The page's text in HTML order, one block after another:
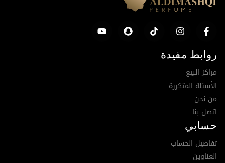
روابط مفيدة
مراكز البيع
الأسئلة المتكررة
من نحن
اتصل بنا
حسابي
تفاصيل الحساب
العناوين